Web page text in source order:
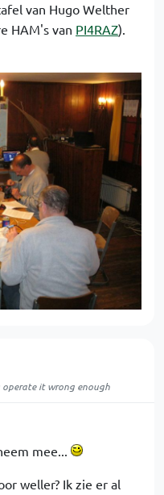
van Hugo Welther
HAM's van PI4RAZ).
operate it wrong enough
mee...
weller? Ik zie er al